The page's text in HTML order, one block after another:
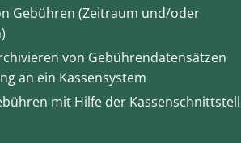
Gebühren (Zeitraum und/oder
von Gebührendatensätzen
an ein Kassensystem
mit Hilfe der